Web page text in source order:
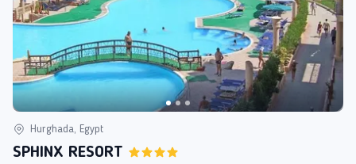
Hurghada, Egypt
SPHINX RESORT